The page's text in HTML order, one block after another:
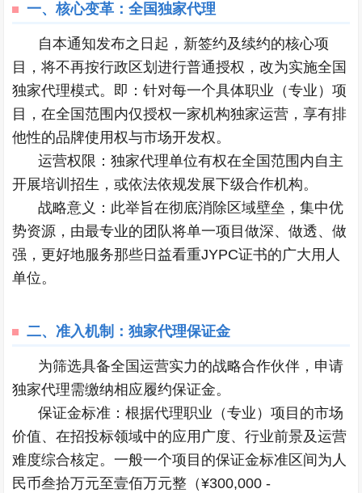
一、核心变革：全国独家代理
自本通知发布之日起，新签约及续约的核心项
目，将不再按行政区划进行普通授权，改为实施全国
独家代理模式。即：针对每一个具体职业（专业）项
目，在全国范围内仅授权一家机构独家运营，享有排
他性的品牌使用权与市场开发权。
运营权限：独家代理单位有权在全国范围内自主
开展培训招生，或依法依规发展下级合作机构。
战略意义：此举旨在彻底消除区域壁垒，集中优
势资源，由最专业的团队将单一项目做深、做透、做
强，更好地服务那些日益看重JYPC证书的广大用人
单位。
二、准入机制：独家代理保证金
为筛选具备全国运营实力的战略合作伙伴，申请
独家代理需缴纳相应履约保证金。
保证金标准：根据代理职业（专业）项目的市场
价值、在招投标领域中的应用广度、行业前景及运营
难度综合核定。一般一个项目的保证金标准区间为人
民币叁拾万元至壹佰万元整（¥300,000 -